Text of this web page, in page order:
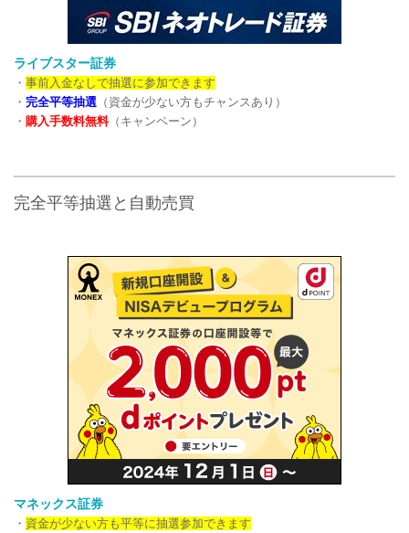
ライブスター証券
・ 事前入金なしで抽選に参加できます
・ 完全平等抽選 （資金が少ない方もチャンスあり）
・ 購入手数料無料（キャンペーン）
完全平等抽選と自動売買
マネックス証券
・ 資金が少ない方も平等に抽選参加できます